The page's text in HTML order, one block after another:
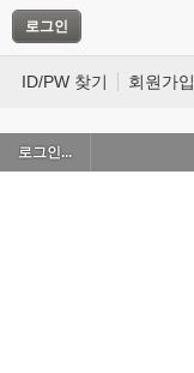
ID/PW 찾기 회원가입
로그인...